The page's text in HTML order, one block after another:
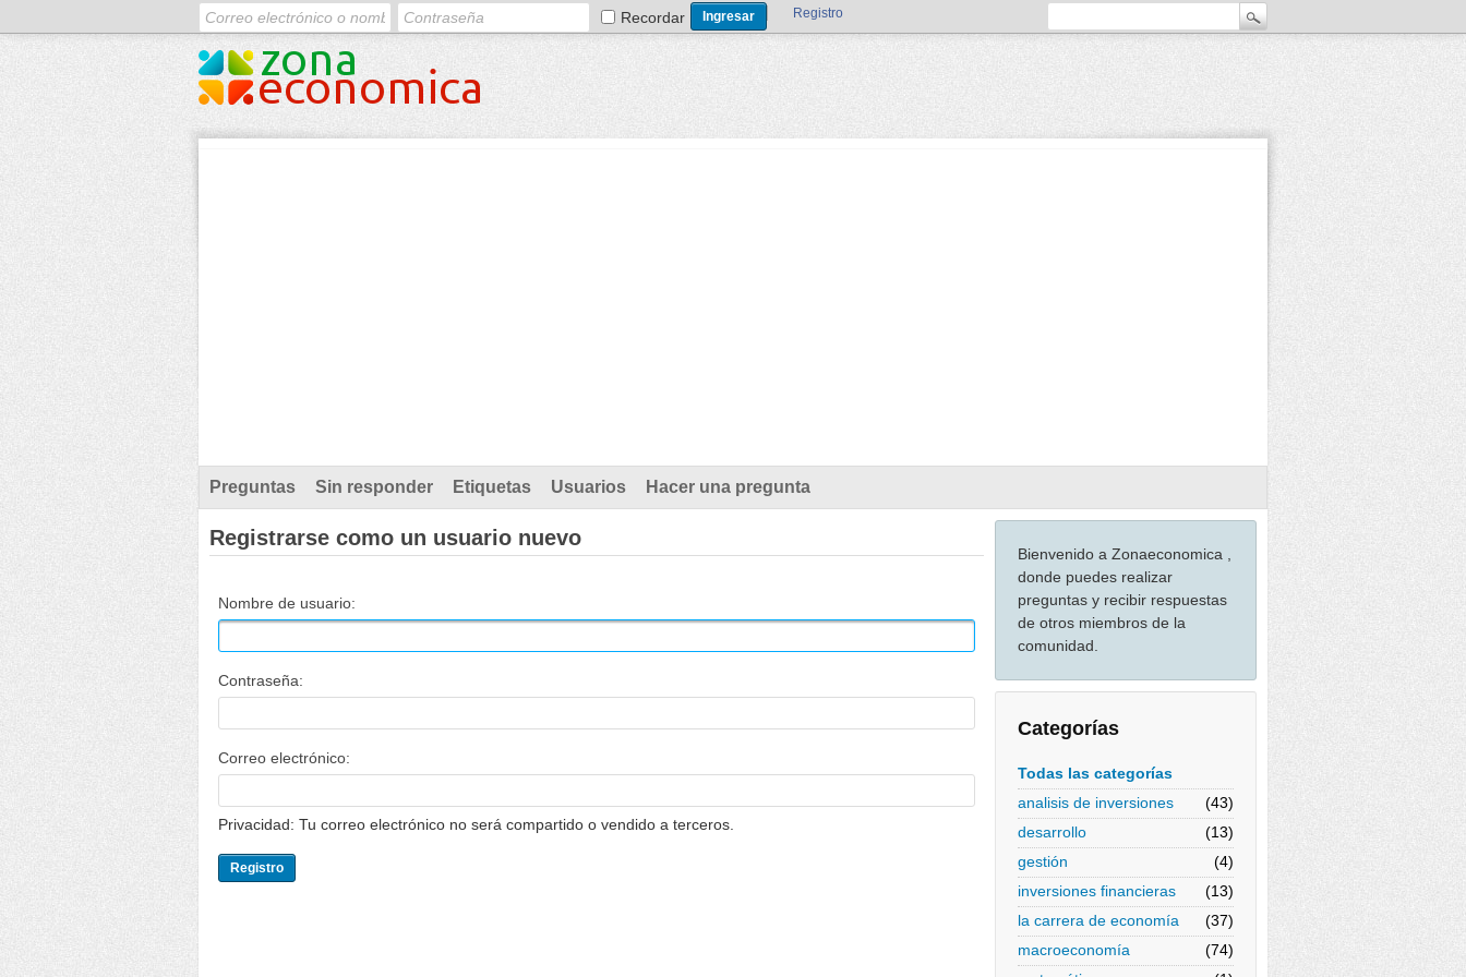
Recordar Registro
Preguntas Sin responder Etiquetas Usuarios Hacer una pregunta
Bienvenido a Zonaeconomica ,
donde puedes realizar
preguntas y recibir respuestas
de otros miembros de la
comunidad.
Categorías
Todas las categorías
analisis de inversiones
(43)
desarrollo
(13)
gestión
(4)
inversiones financieras
(13)
la carrera de economía
(37)
macroeconomía
(74)
Registrarse como un usuario nuevo
Nombre de usuario:
Contraseña:
Correo electrónico:
Privacidad: Tu correo electrónico no será compartido o vendido a terceros.